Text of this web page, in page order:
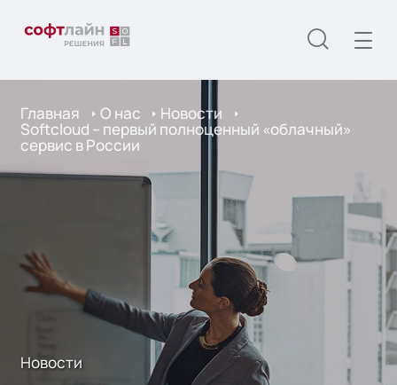
Главная О нас Новости
Softcloud – первый полноценный «облачный»
сервис в России
Новости